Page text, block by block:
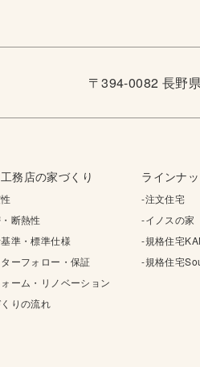
〒394-0082 長野
務店の家づくり
断熱性
準・標準仕様
ーフォロー・保証
ーム・リノベーション
りの流れ
ラインナ
-注文住宅
-イノスの家
-規格住宅
-規格住宅